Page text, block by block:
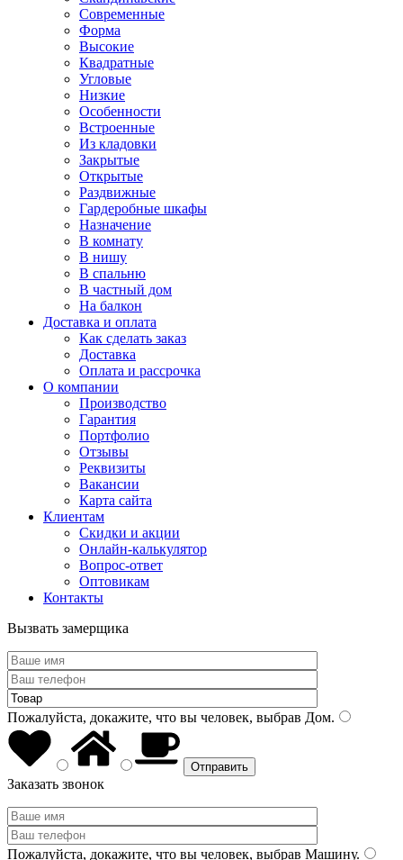
Современные
Форма
Высокие
Квадратные
Угловые
Низкие
Особенности
Встроенные
Из кладовки
Закрытые
Открытые
Раздвижные
Гардеробные шкафы
Назначение
В комнату
В нишу
В спальню
В частный дом
На балкон
Доставка и оплата
Как сделать заказ
Доставка
Оплата и рассрочка
О компании
Производство
Гарантия
Портфолио
Отзывы
Реквизиты
Вакансии
Карта сайта
Клиентам
Скидки и акции
Онлайн-калькулятор
Вопрос-ответ
Оптовикам
Контакты
Вызвать замерщика
Пожалуйста, докажите, что вы человек, выбрав Дом.
Заказать звонок
Пожалуйста, докажите, что вы человек, выбрав Машину.